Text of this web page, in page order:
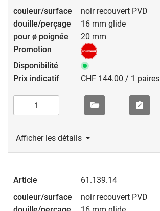
noir recouvert PVD
16 mm glide
20 mm
CHF 144.00 / 1 paires
Afficher les détails
61.139.14
noir recouvert PVD